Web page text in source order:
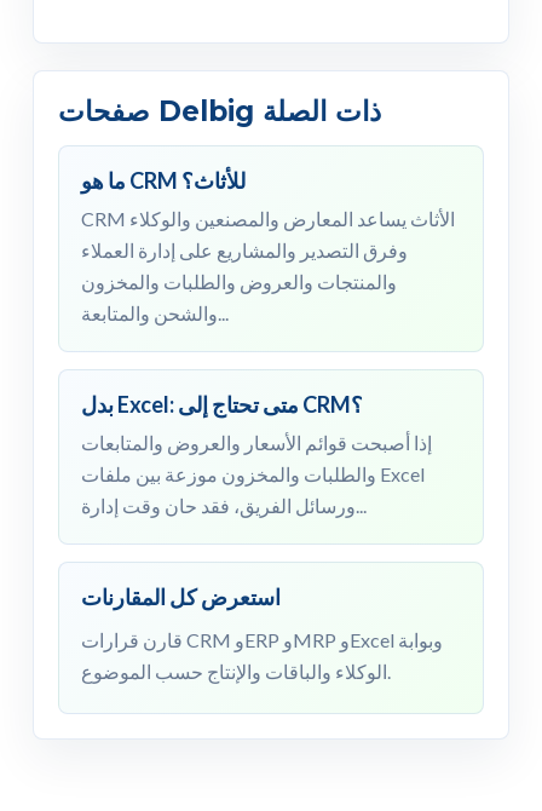
صفحات Delbig ذات الصلة
ما هو CRM للأثاث؟
CRM الأثاث يساعد المعارض والمصنعين والوكلاء
وفرق التصدير والمشاريع على إدارة العملاء
والمنتجات والعروض والطلبات والمخزون
والشحن والمتابعة...
بدل Excel: متى تحتاج إلى CRM؟
إذا أصبحت قوائم الأسعار والعروض والمتابعات
والطلبات والمخزون موزعة بين ملفات Excel
ورسائل الفريق، فقد حان وقت إدارة...
استعرض كل المقارنات
قارن قرارات CRM وERP وMRP وExcel وبوابة
الوكلاء والباقات والإنتاج حسب الموضوع.